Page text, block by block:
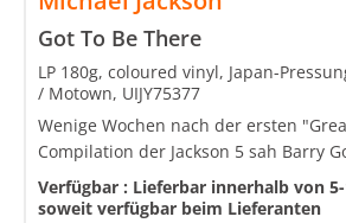
Got To Be There
LP 180g, coloured vinyl, Japan-
/ Motown, UIJY75377
Wenige Wochen nach der ersten
Compilation der Jackson 5 sah Barry
Verfügbar : Lieferbar innerhalb von
soweit verfügbar beim Lieferanten